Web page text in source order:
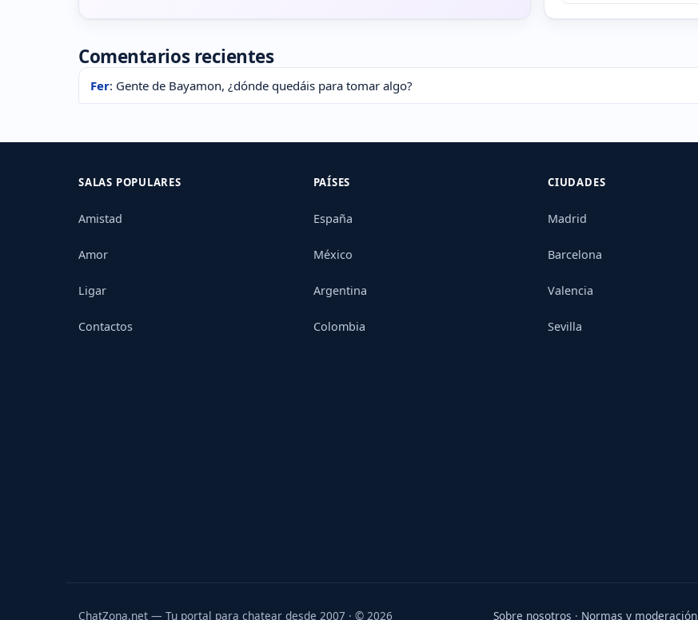
Comentarios recientes
Fer: Gente de Bayamon, ¿dónde quedáis para tomar algo?
SALAS POPULARES
Amistad
Amor
Ligar
Contactos
PAÍSES
España
México
Argentina
Colombia
CIUDADES
Madrid
Barcelona
Valencia
Sevilla
ChatZona.net — Tu portal para chatear desde 2007 · © 2026 Sobre nosotros · Normas y moderación